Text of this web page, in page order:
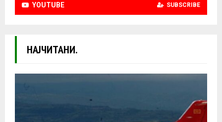
YOUTUBE SUBSCRIBE
НАЈЧИТАНИ.